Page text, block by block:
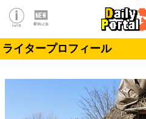
ライタープロフィール